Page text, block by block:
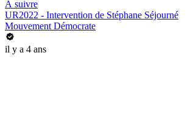
À suivre
UR2022 - Intervention de Stéphane Séjourné
Mouvement Démocrate
il y a 4 ans